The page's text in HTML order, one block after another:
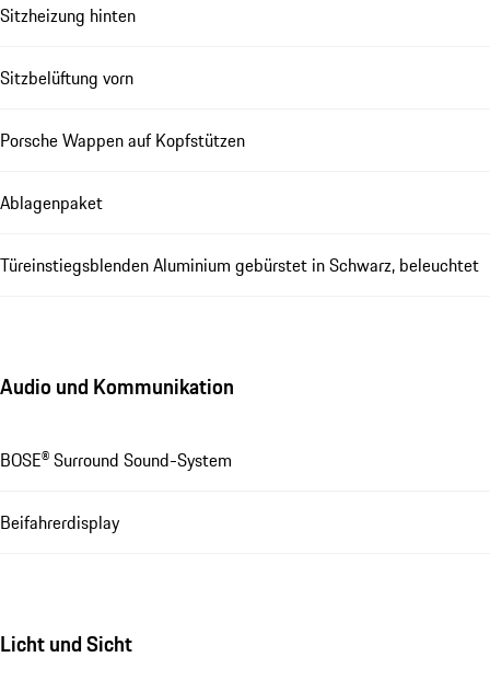
Sitzheizung hinten
Sitzbelüftung vorn
Porsche Wappen auf Kopfstützen
Ablagenpaket
Türeinstiegsblenden Aluminium gebürstet in Schwarz, beleuchtet
Audio und Kommunikation
BOSE® Surround Sound-System
Beifahrerdisplay
Licht und Sicht